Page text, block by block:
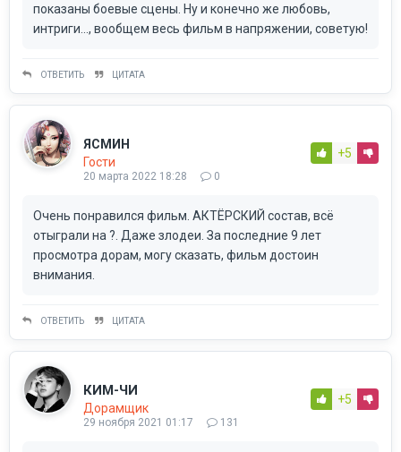
показаны боевые сцены. Ну и конечно же любовь,
интриги..., вообщем весь фильм в напряжении, советую!
ОТВЕТИТЬ ЦИТАТА
ЯСМИН
Гости
20 марта 2022 18:28 0
+5
Очень понравился фильм. АКТЁРСКИЙ состав, всё
отыграли на ?. Даже злодеи. За последние 9 лет
просмотра дорам, могу сказать, фильм достоин
внимания.
ОТВЕТИТЬ ЦИТАТА
КИМ-ЧИ
Дорамщик
29 ноября 2021 01:17 131
+5